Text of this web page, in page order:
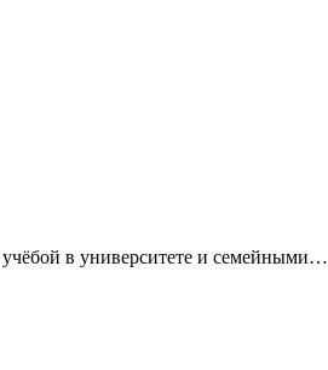
в университете и семейными…